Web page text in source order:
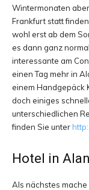
Wintermonaten
Frankfurt statt
wohl erst ab dem
es dann ganz
interessante am
einen Tag mehr in
einem Handgepäck
doch einiges
unterschiedlichen
finden Sie unter
Hotel in
Als nächstes mache